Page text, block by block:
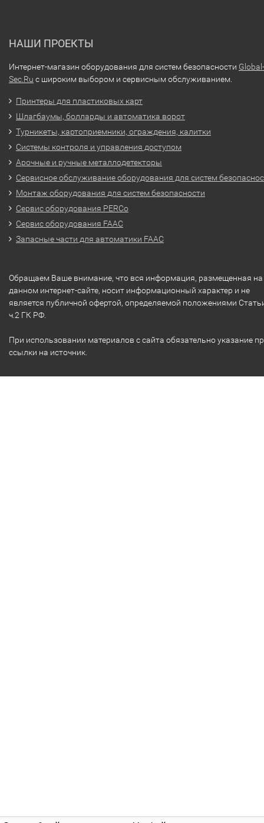
НАШИ ПРОЕКТЫ
Интернет-магазин оборудования для систем безопасности Global-
Sec.Ru с широким выбором и сервисным обслуживанием.
Принтеры для пластиковых карт
Шлагбаумы, болларды и автоматика ворот
Турникеты, картоприемники, ограждения, калитки
Системы контроля и управления доступом
Арочные и ручные металлодетекторы
Сервисное обслуживание оборудования для систем
Монтаж оборудования для систем безопасности
Сервис оборудования PERCo
Сервис оборудования FAAC
Запасные части для автоматики FAAC
Обращаем Ваше внимание, что вся информация, размещенная на
данном интернет-сайте, носит информационный характер и не
является публичной офертой, определяемой положениями
ч.2 ГК РФ.
При использовании материалов с сайта обязательно указание
ссылки на источник.